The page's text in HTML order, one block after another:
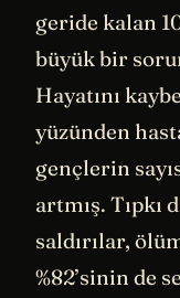
geride kalan
büyük bir
Hayatını
yüzünden
gençlerin
artmış. Tıpkı
saldırılar,
%82’sinin de